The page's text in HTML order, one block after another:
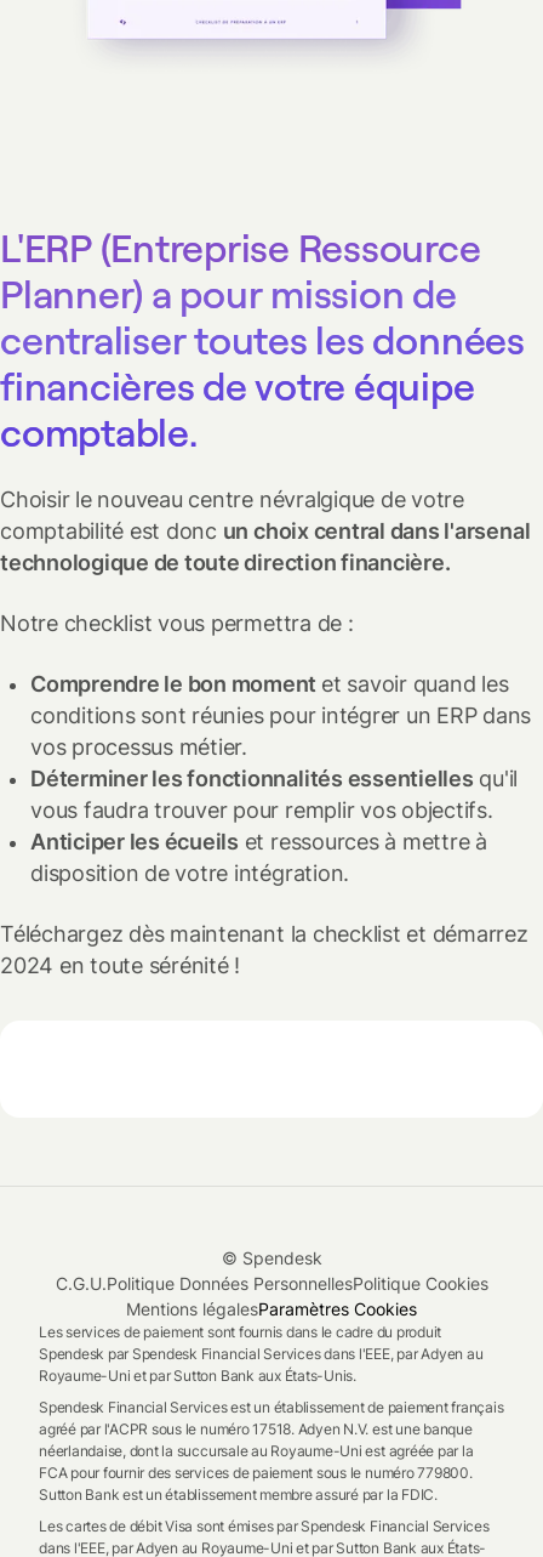
L'ERP (Entreprise Ressource
Planner) a pour mission de
centraliser toutes les données
financières de votre équipe
comptable.
Choisir le nouveau centre névralgique de votre
comptabilité est donc un choix central dans l'arsenal
technologique de toute direction financière.
Notre checklist vous permettra de :
Comprendre le bon moment et savoir quand les
conditions sont réunies pour intégrer un ERP dans
vos processus métier.
Déterminer les fonctionnalités essentielles qu'il
vous faudra trouver pour remplir vos objectifs.
Anticiper les écueils et ressources à mettre à
disposition de votre intégration.
Téléchargez dès maintenant la checklist et démarrez
2024 en toute sérénité !
© Spendesk
C.G.U.Politique Données PersonnellesPolitique Cookies
Mentions légalesParamètres Cookies
Les services de paiement sont fournis dans le cadre du produit
Spendesk par Spendesk Financial Services dans l'EEE, par Adyen au
Royaume-Uni et par Sutton Bank aux États-Unis.
Spendesk Financial Services est un établissement de paiement français
agréé par l'ACPR sous le numéro 17518. Adyen N.V. est une banque
néerlandaise, dont la succursale au Royaume-Uni est agréée par la
FCA pour fournir des services de paiement sous le numéro 779800.
Sutton Bank est un établissement membre assuré par la FDIC.
Les cartes de débit Visa sont émises par Spendesk Financial Services
dans l'EEE, par Adyen au Royaume-Uni et par Sutton Bank aux États-